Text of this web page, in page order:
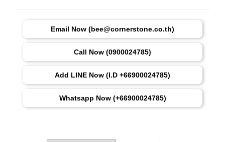
Email Now (bee@cornerstone.co.th)
Call Now (0900024785)
Add LINE Now (I.D +66900024785)
Whatsapp Now (+66900024785)